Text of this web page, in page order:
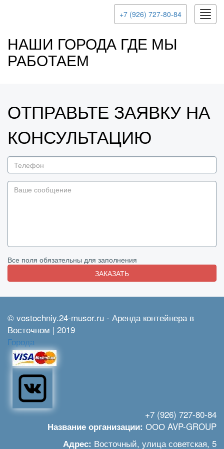
+7 (926) 727-80-84
НАШИ ГОРОДА ГДЕ МЫ
РАБОТАЕМ
ОТПРАВЬТЕ ЗАЯВКУ НА
КОНСУЛЬТАЦИЮ
Все поля обязательны для заполнения
ЗАКАЗАТЬ
© vostochniy.24-musor.ru - Аренда контейнера в
Восточном | 2019
Города
+7 (926) 727-80-84
Название организации: ООО AVP-GROUP
Адрес: Восточный, улица советская, 5